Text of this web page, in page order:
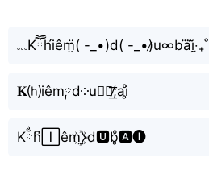
𓏧Kཽh́iêm̤̈( -_•)d( -_•)̷u∞ba⃜ḭ̃‧₊˚
𝐊⒣iêm༙d༶u⨳ｂ̸͟͞;ai̥ͦ
Kྂh͆🄸êm꙰̼⧽d🆄b̥ͦ🅰🅘